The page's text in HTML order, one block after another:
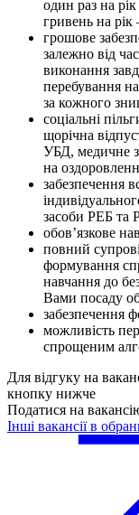
один раз на
гривень на
грошове
залежно від
виконання
перебування
за кожного
соціальні
щорічна
УБД, медичне
на
забезпечення
засоби РЕБ та
обов’язкове
повний
формування
навчання до
Вами посаду
забезпечення
можливість
спрощеним
Для відгуку на
кнопку нижче
Податися на
Інші вакансії в